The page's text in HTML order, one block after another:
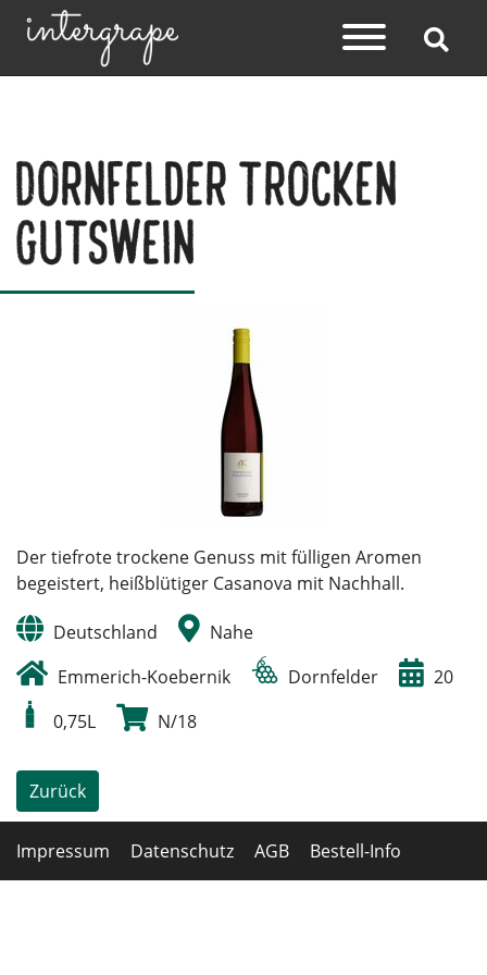
Dornfelder trocken
Gutswein
Der tiefrote trockene Genuss mit fülligen Aromen
begeistert, heißblütiger Casanova mit Nachhall.
Deutschland
Nahe
Emmerich-Koebernik
Dornfelder
20
0,75L
N/18
Zurück
Impressum Datenschutz AGB Bestell-Info